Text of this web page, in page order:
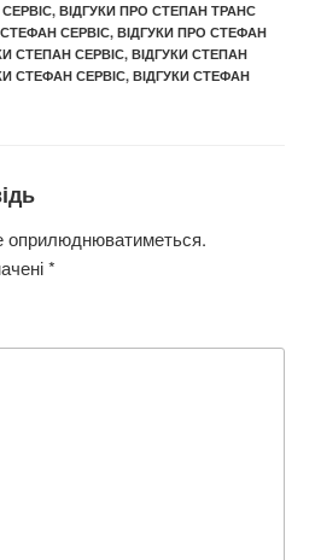
, ВІДГУКИ ПРО СТЕПАН ТРАНС
СЕРВІС, ВІДГУКИ ПРО СТЕФАН
СТЕПАН СЕРВІС, ВІДГУКИ СТЕПАН
СТЕФАН СЕРВІС, ВІДГУКИ СТЕФАН
*